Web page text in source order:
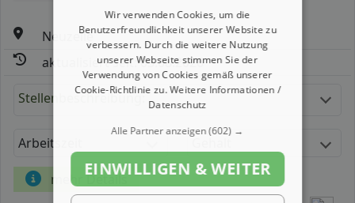
Neuzelle
aktualisiert seit: 03.08.2026
Stellenbeschreibung:
Arbeitszeit
mehr Details
Wir verwenden Cookies, um die
Benutzerfreundlichkeit unserer Website zu
verbessern. Durch die weitere Nutzung
unserer Webseite stimmen Sie der
Verwendung von Cookies gemäß unserer
Cookie-Richtlinie zu.Weitere Informationen /
Datenschutz
Alle Partner anzeigen(602) →
EINWILLIGEN & WEITER